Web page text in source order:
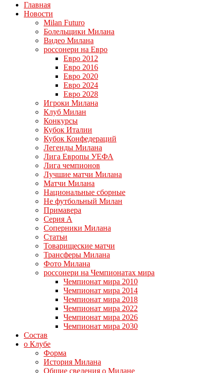
Главная
Новости
Milan Futuro
Болельщики Милана
Видео Милана
россонери на Евро
Евро 2012
Евро 2016
Евро 2020
Евро 2024
Евро 2028
Игроки Милана
Клуб Милан
Конкурсы
Кубок Италии
Кубок Конфедераций
Легенды Милана
Лига Европы УЕФА
Лига чемпионов
Лучшие матчи Милана
Матчи Милана
Национальные сборные
Не футбольный Милан
Примавера
Серия А
Соперники Милана
Статьи
Товарищеские матчи
Трансферы Милана
Фото Милана
россонери на Чемпионатах мира
Чемпионат мира 2010
Чемпионат мира 2014
Чемпионат мира 2018
Чемпионат мира 2022
Чемпионат мира 2026
Чемпионат мира 2030
Состав
о Клубе
Форма
История Милана
Общие сведения о Милане